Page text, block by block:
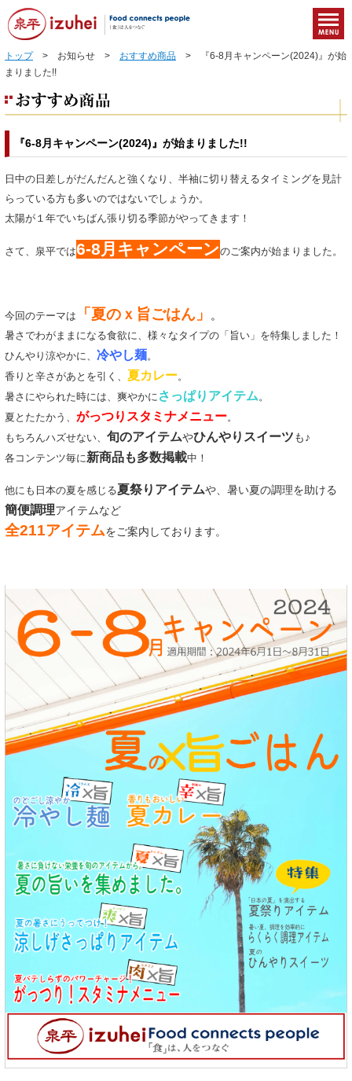
トップ> お知らせ > おすすめ商品 > 『6-8月キャンペーン(2024)』が始
まりました!!
『6-8月キャンペーン(2024)』が始まりました!!
日中の日差しがだんだんと強くなり、半袖に切り替えるタイミングを見計
らっている方も多いのではないでしょうか。
太陽が１年でいちばん張り切る季節がやってきます！
さて、泉平では6-8月キャンペーンのご案内が始まりました。
今回のテーマは 「夏のｘ旨ごはん」 。
暑さでわがままになる食欲に、様々なタイプの「旨い」を特集しました！
ひんやり涼やかに、 冷やし麺。
香りと辛さがあとを引く、 夏カレー。
暑さにやられた時には、爽やかに さっぱりアイテム。
夏とたたかう、 がっつりスタミナメニュー。
もちろんハズせない、 旬のアイテムやひんやりスイーツも♪
各コンテンツ毎に新商品も多数掲載中！
他にも日本の夏を感じる夏祭りアイテムや、暑い夏の調理を助ける
簡便調理アイテムなど
全211アイテムをご案内しております。